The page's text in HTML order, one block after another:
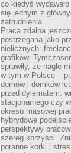
co kiedyś
się jednym z
zatrudnienia.
Praca zdalna
postrzegana jako
nielicznych:
grafików.
sprawiły, że nagle
w tym w Polsce –
domów i domków
przed dylematem:
stacjonarnego czy
okresu masowej
hybrydowe
perspektywy
szereg korzyści.
poranne korki i